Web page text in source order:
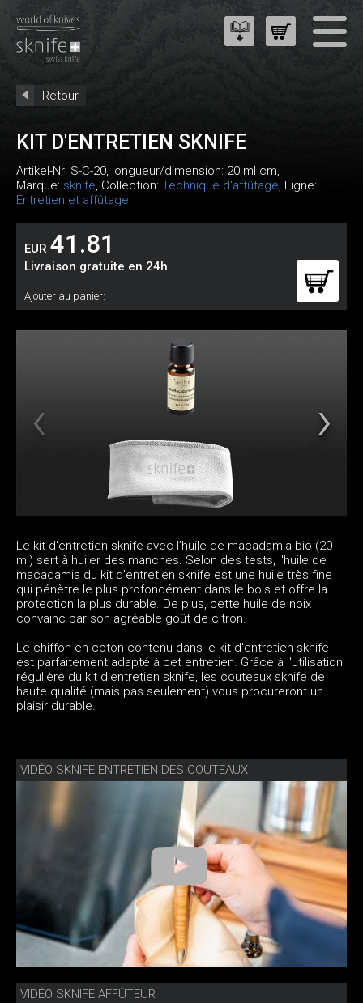
Retour
KIT D'ENTRETIEN SKNIFE
Artikel-Nr: S-C-20, longueur/dimension: 20 ml cm,
Marque: sknife, Collection: Technique d'affûtage, Ligne:
Entretien et affûtage
EUR 41.81
Livraison gratuite en 24h
Ajouter au panier:
Le kit d'entretien sknife avec l’huile de macadamia bio (20
ml) sert à huiler des manches. Selon des tests, l'huile de
macadamia du kit d'entretien sknife est une huile très fine
qui pénètre le plus profondément dans le bois et offre la
protection la plus durable. De plus, cette huile de noix
convainc par son agréable goût de citron.
Le chiffon en coton contenu dans le kit d'entretien sknife
est parfaitement adapté à cet entretien. Grâce à l'utilisation
régulière du kit d'entretien sknife, les couteaux sknife de
haute qualité (mais pas seulement) vous procureront un
plaisir durable.
VIDÉO SKNIFE ENTRETIEN DES COUTEAUX
VIDÉO SKNIFE AFFÛTEUR